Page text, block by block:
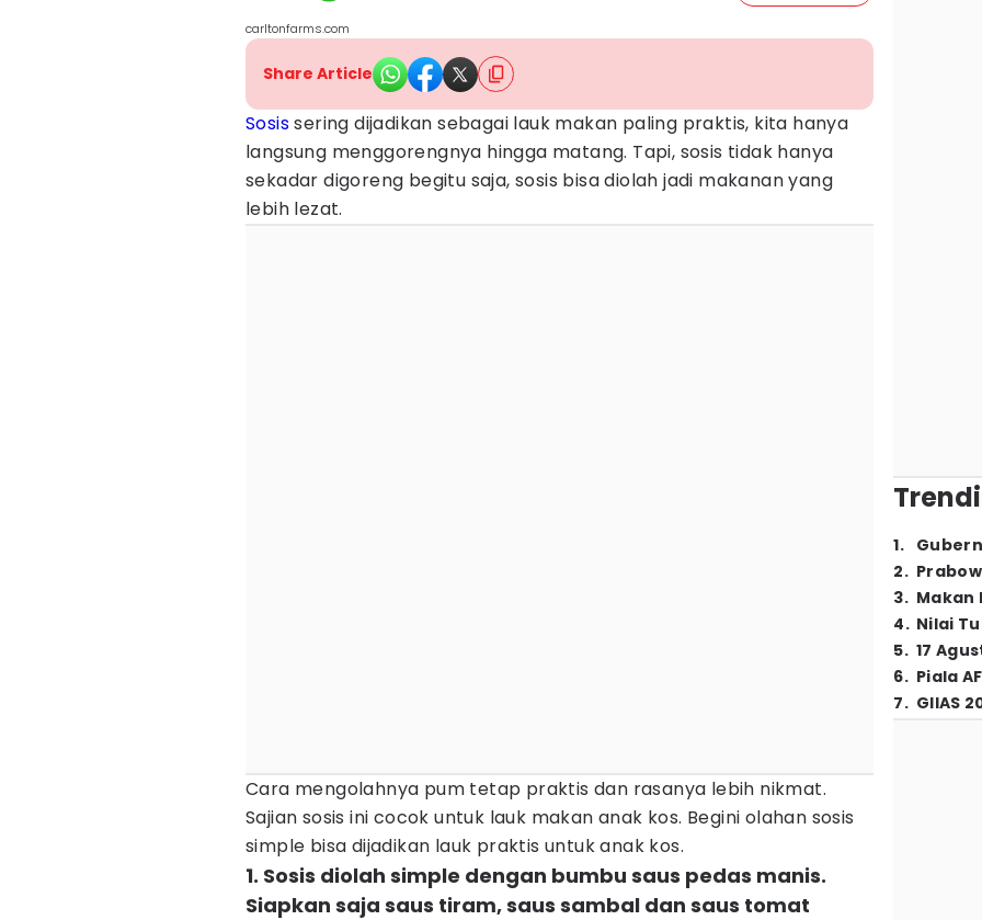
carltonfarms.com
Share Article
Sosissering dijadikan sebagai lauk makan paling praktis, kita hanya
langsung menggorengnya hingga matang. Tapi, sosis tidak hanya
sekadar digoreng begitu saja, sosis bisa diolah jadi makanan yang
lebih lezat.
Cara mengolahnya pum tetap praktis dan rasanya lebih nikmat.
Sajian sosis ini cocok untuk lauk makan anak kos. Begini olahan sosis
simple bisa dijadikan lauk praktis untuk anak kos.
1. Sosis diolah simple dengan bumbu saus pedas manis.
Siapkan saja saus tiram, saus sambal dan saus tomat
1.
2.
3. Makan
4. Nilai
5. 17
6. Piala
7. GIIAS